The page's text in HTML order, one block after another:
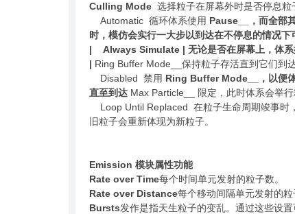
Culling Mode 选择粒子在屏幕外时是否停息
Automatic 循环体系使用 Pause__，而全部
时，模仿会实行一大步以到达在不停息的情况
| Always Simulate | 无论是否在屏幕上，体系
| Ring Buffer Mode__保持粒子存活直到它们到
Disabled 禁用 Ring Buffer Mode__，以便
直至到达 Max Particle__ 限定，此时体系会举
Loop Until Replaced 在粒子生命周期竣事时
旧粒子会重新体现为新粒子。
Emission 模块属性功能
Rate over Time每个时间单元发射的粒子数。
Rate over Distance每个移动间隔单元发射的粒
Bursts发作是指天生粒子的变乱。通过这些设置